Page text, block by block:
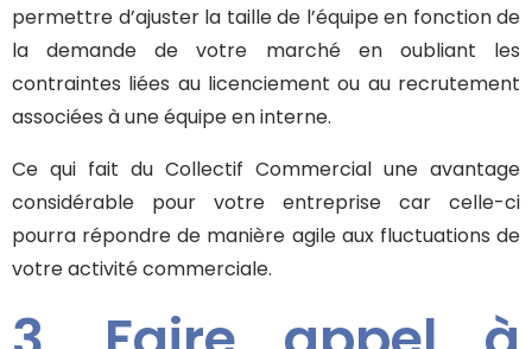
permettre d’ajuster la taille de l’équipe en fonction de
la demande de votre marché en oubliant les
contraintes liées au licenciement ou au recrutement
associées à une équipe en interne.
Ce qui fait du Collectif Commercial une avantage
considérable pour votre entreprise car celle-ci
pourra répondre de manière agile aux fluctuations de
votre activité commerciale.